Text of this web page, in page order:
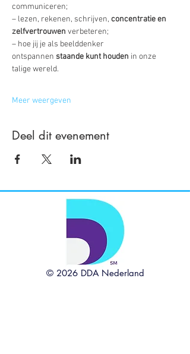
communiceren;
– lezen, rekenen, schrijven, concentratie en
zelfvertrouwen verbeteren;
– hoe jij je als beelddenker
ontspannen staande kunt houden in onze
talige wereld.
Meer weergeven
Deel dit evenement
© 2026 DDA Nederland